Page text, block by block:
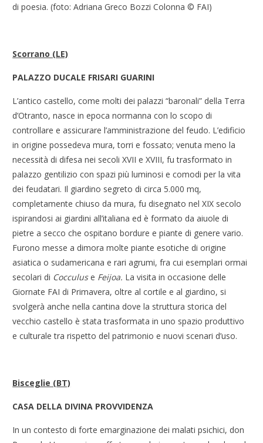
di poesia. (foto: Adriana Greco Bozzi Colonna © FAI)
Scorrano (LE)
PALAZZO DUCALE FRISARI GUARINI
L’antico castello, come molti dei palazzi “baronali” della Terra
d’Otranto, nasce in epoca normanna con lo scopo di
controllare e assicurare l’amministrazione del feudo. L’edificio
in origine possedeva mura, torri e fossato; venuta meno la
necessità di difesa nei secoli XVII e XVIII, fu trasformato in
palazzo gentilizio con spazi più luminosi e comodi per la vita
dei feudatari. Il giardino segreto di circa 5.000 mq,
completamente chiuso da mura, fu disegnato nel XIX secolo
ispirandosi ai giardini all’italiana ed è formato da aiuole di
pietre a secco che ospitano bordure e piante di genere vario.
Furono messe a dimora molte piante esotiche di origine
asiatica o sudamericana e rari agrumi, fra cui esemplari ormai
secolari di Cocculuse Feijoa. La visita in occasione delle
Giornate FAI di Primavera, oltre al cortile e al giardino, si
svolgerà anche nella cantina dove la struttura storica del
vecchio castello è stata trasformata in uno spazio produttivo
e culturale tra rispetto del patrimonio e nuovi scenari d’uso.
Bisceglie (BT)
CASA DELLA DIVINA PROVVIDENZA
In un contesto di forte emarginazione dei malati psichici, don